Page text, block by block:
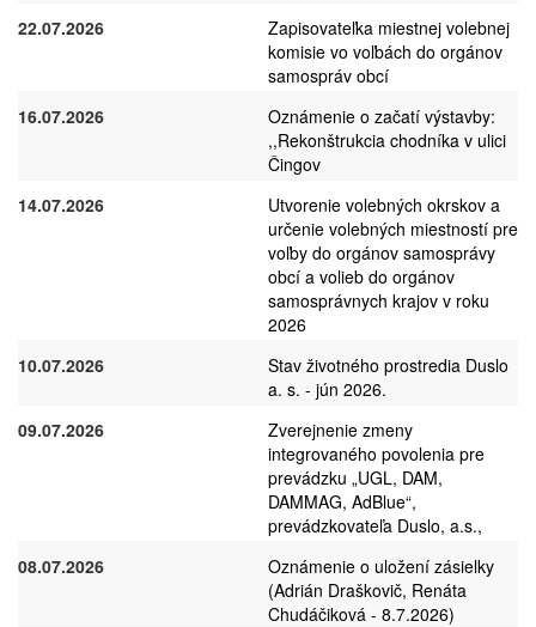
22.07.2026
Zapisovateľka miestnej volebnej
komisie vo voľbách do orgánov
samospráv obcí
16.07.2026
Oznámenie o začatí výstavby:
,,Rekonštrukcia chodníka v ulici
Čingov
14.07.2026
Utvorenie volebných okrskov a
určenie volebných miestností pre
voľby do orgánov samosprávy
obcí a volieb do orgánov
samosprávnych krajov v roku
2026
10.07.2026
Stav životného prostredia Duslo
a. s. - jún 2026.
09.07.2026
Zverejnenie zmeny
integrovaného povolenia pre
prevádzku „UGL, DAM,
DAMMAG, AdBlue“,
prevádzkovateľa Duslo, a.s.,
08.07.2026
Oznámenie o uložení zásielky
(Adrián Draškovič, Renáta
Chudáčiková - 8.7.2026)